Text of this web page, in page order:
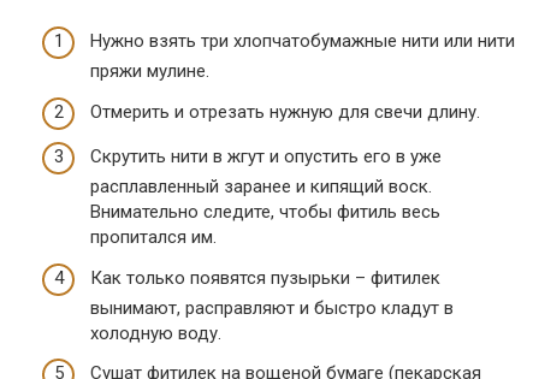
Нужно взять три хлопчатобумажные нити или нити
пряжи мулине.
Отмерить и отрезать нужную для свечи длину.
Скрутить нити в жгут и опустить его в уже
расплавленный заранее и кипящий воск.
Внимательно следите, чтобы фитиль весь
пропитался им.
Как только появятся пузырьки – фитилек
вынимают, расправляют и быстро кладут в
холодную воду.
Сушат фитилек на вощеной бумаге (пекарская